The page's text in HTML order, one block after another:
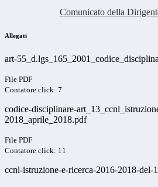
Comunicato della
Allegati
art-
File PDF
Contatore click: 7
codice-disciplinare-
2018_aprile_2018.pdf
File PDF
Contatore click: 11
ccnl-istruzione-e-ricerca-2016-2018-del-